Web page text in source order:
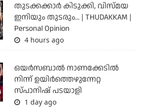
തുടക്കക്കാര്‍ കിടുക്കി, വിസ്മയ
ഇനിയും തുടരും... | THUDAKKAM |
Personal Opinion
4 hours ago
ഒയര്‍സബാൽ നാണക്കേടിൽ
നിന്ന് ഉയിർത്തെഴുന്നേറ്റ
സ്പാനിഷ് പടയാളി
1 day ago